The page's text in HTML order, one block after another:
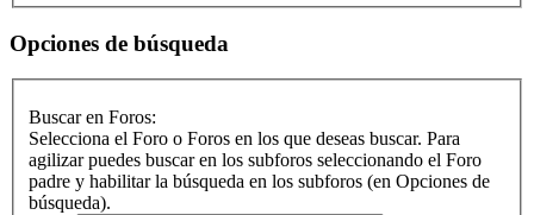
Opciones de búsqueda
Buscar en Foros:
Selecciona el Foro o Foros en los que deseas buscar. Para
agilizar puedes buscar en los subforos seleccionando el Foro
padre y habilitar la búsqueda en los subforos (en Opciones de
búsqueda).